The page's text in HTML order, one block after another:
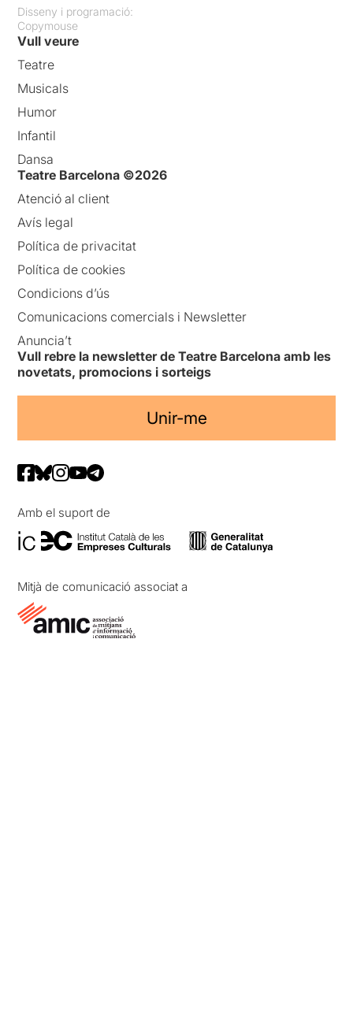
Disseny i programació:
Copymouse
Vull veure
Teatre
Musicals
Humor
Infantil
Dansa
Teatre Barcelona ©2026
Atenció al client
Avís legal
Política de privacitat
Política de cookies
Condicions d’ús
Comunicacions comercials i Newsletter
Anuncia’t
Vull rebre la newsletter de Teatre Barcelona amb les
novetats, promocions i sorteigs
Unir-me
Amb el suport de
Mitjà de comunicació associat a